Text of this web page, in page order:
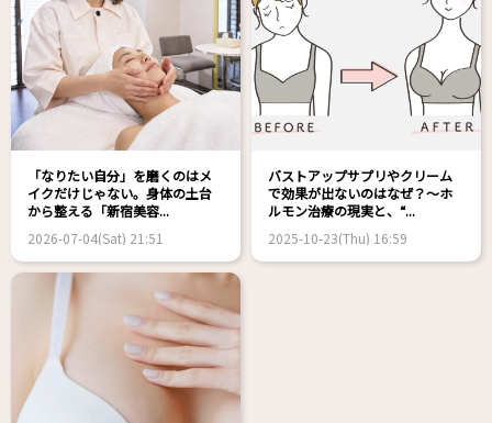
「なりたい自分」を磨くのはメ
イクだけじゃない。身体の土台
から整える「新宿美容...
2026-07-04(Sat) 21:51
バストアップサプリやクリーム
で効果が出ないのはなぜ？～ホ
ルモン治療の現実と、“...
2025-10-23(Thu) 16:59